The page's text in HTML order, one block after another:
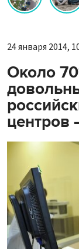
24 января 2014,
Около